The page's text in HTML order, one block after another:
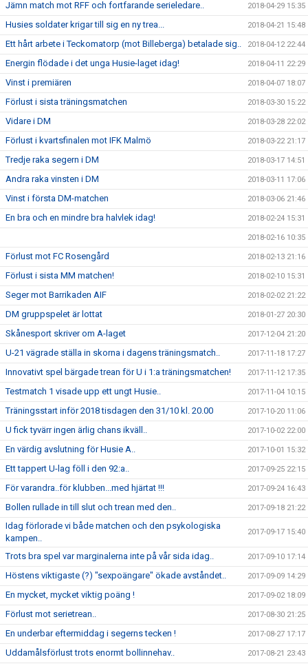
Jämn match mot RFF och fortfarande serieledare.. 2018-04-29 15:35
Husies soldater krigar till sig en ny trea... 2018-04-21 15:48
Ett hårt arbete i Teckomatorp (mot Billeberga) betalade sig.. 2018-04-12 22:44
Energin flödade i det unga Husie-laget idag! 2018-04-11 22:29
Vinst i premiären 2018-04-07 18:07
Förlust i sista träningsmatchen 2018-03-30 15:22
Vidare i DM 2018-03-28 22:02
Förlust i kvartsfinalen mot IFK Malmö 2018-03-22 21:17
Tredje raka segern i DM 2018-03-17 14:51
Andra raka vinsten i DM 2018-03-11 17:06
Vinst i första DM-matchen 2018-03-06 21:46
En bra och en mindre bra halvlek idag! 2018-02-24 15:31
2018-02-16 10:35
Förlust mot FC Rosengård 2018-02-13 21:16
Förlust i sista MM matchen! 2018-02-10 15:31
Seger mot Barrikaden AIF 2018-02-02 21:22
DM gruppspelet är lottat 2018-01-27 20:30
Skånesport skriver om A-laget 2017-12-04 21:20
U-21 vägrade ställa in skorna i dagens träningsmatch.. 2017-11-18 17:27
Innovativt spel bärgade trean för U i 1:a träningsmatchen! 2017-11-12 17:35
Testmatch 1 visade upp ett ungt Husie.. 2017-11-04 10:15
Träningsstart inför 2018 tisdagen den 31/10 kl. 20.00 2017-10-20 11:06
U fick tyvärr ingen ärlig chans ikväll.. 2017-10-02 22:00
En värdig avslutning för Husie A.. 2017-10-01 15:32
Ett tappert U-lag föll i den 92:a.. 2017-09-25 22:15
För varandra..för klubben...med hjärtat !!! 2017-09-24 16:43
Bollen rullade in till slut och trean med den.. 2017-09-18 21:22
Idag förlorade vi både matchen och den psykologiska
kampen..
2017-09-17 15:40
Trots bra spel var marginalerna inte på vår sida idag.. 2017-09-10 17:14
Höstens viktigaste (?) "sexpoängare" ökade avståndet.. 2017-09-09 14:29
En mycket, mycket viktig poäng ! 2017-09-02 18:09
Förlust mot serietrean.. 2017-08-30 21:25
En underbar eftermiddag i segerns tecken ! 2017-08-27 17:17
Uddamålsförlust trots enormt bollinnehav.. 2017-08-21 23:43